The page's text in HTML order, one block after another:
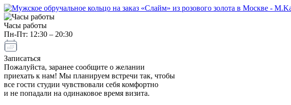
Часы работы
Пн-Пт: 12:30 – 20:30
Записаться
Пожалуйста, заранее сообщите о желании
приехать к нам! Мы планируем встречи так, чтобы
все гости студии чувствовали себя комфортно
и не попадали на одинаковое время визита.